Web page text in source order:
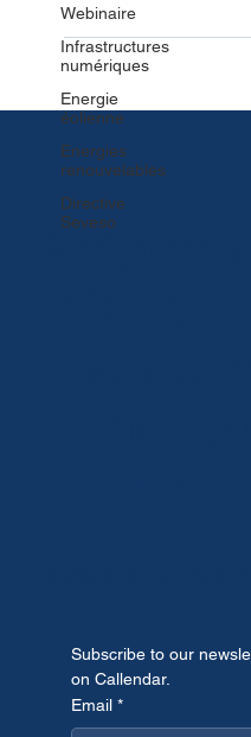
Webinaire
Infrastructures
numériques
Energie
éolienne
Energies
renouvelables
Directive
Seveso
complexes sur une carte
on Callendar.